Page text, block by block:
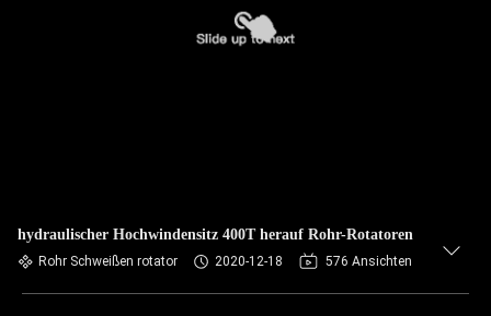
hydraulischer Hochwindensitz 400T herauf Rohr-Rotatoren
Rohr Schweißen rotator 2020-12-18 576 Ansichten